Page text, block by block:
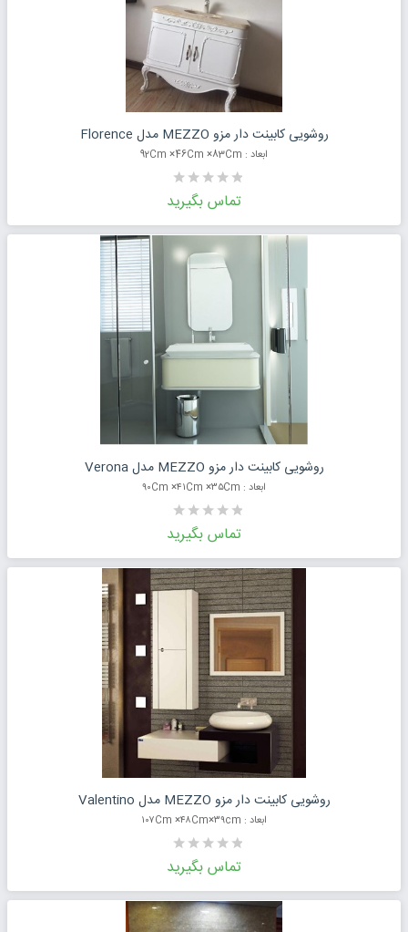
درخواست قیمت محصول روشویی کابینت دار مزو MEZZO مدل Florence
ابعاد : 92Cm ×46Cm ×83Cm
تماس بگیرید
درخواست قیمت محصول روشویی کابینت دار مزو MEZZO مدل Verona
ابعاد : ۹۰Cm ×۴۱Cm ×۳۵Cm
تماس بگیرید
درخواست قیمت محصول روشویی کابینت دار مزو MEZZO مدل Valentino
ابعاد : ۱۰۷Cm ×۴۸Cm×۳۹cm
تماس بگیرید